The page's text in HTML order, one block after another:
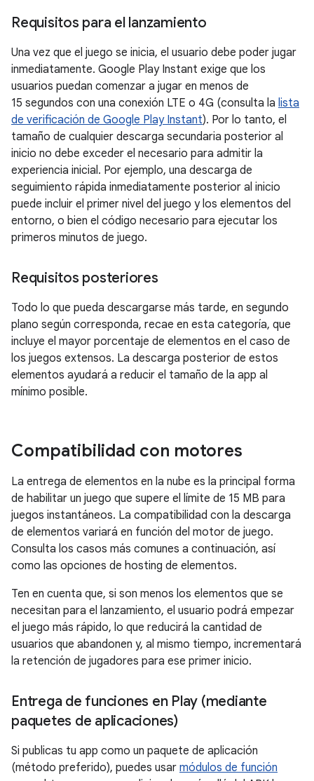
Requisitos para el lanzamiento
Una vez que el juego se inicia, el usuario debe poder jugar
inmediatamente. Google Play Instant exige que los
usuarios puedan comenzar a jugar en menos de
15 segundos con una conexión LTE o 4G (consulta la lista
de verificación de Google Play Instant). Por lo tanto, el
tamaño de cualquier descarga secundaria posterior al
inicio no debe exceder el necesario para admitir la
experiencia inicial. Por ejemplo, una descarga de
seguimiento rápida inmediatamente posterior al inicio
puede incluir el primer nivel del juego y los elementos del
entorno, o bien el código necesario para ejecutar los
primeros minutos de juego.
Requisitos posteriores
Todo lo que pueda descargarse más tarde, en segundo
plano según corresponda, recae en esta categoría, que
incluye el mayor porcentaje de elementos en el caso de
los juegos extensos. La descarga posterior de estos
elementos ayudará a reducir el tamaño de la app al
mínimo posible.
Compatibilidad con motores
La entrega de elementos en la nube es la principal forma
de habilitar un juego que supere el límite de 15 MB para
juegos instantáneos. La compatibilidad con la descarga
de elementos variará en función del motor de juego.
Consulta los casos más comunes a continuación, así
como las opciones de hosting de elementos.
Ten en cuenta que, si son menos los elementos que se
necesitan para el lanzamiento, el usuario podrá empezar
el juego más rápido, lo que reducirá la cantidad de
usuarios que abandonen y, al mismo tiempo, incrementará
la retención de jugadores para ese primer inicio.
Entrega de funciones en Play (mediante
paquetes de aplicaciones)
Si publicas tu app como un paquete de aplicación
(método preferido), puedes usar módulos de función